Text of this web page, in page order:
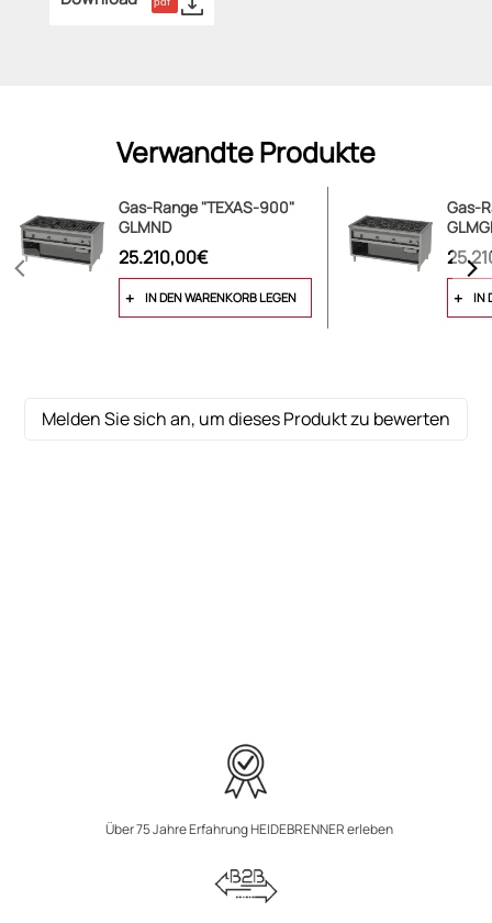
Verwandte Produkte
Gas-Range "TEXAS-900"
GLMND
25.210,00€
IN DEN WARENKORB LEGEN
Gas-
IN
Melden Sie sich an, um dieses Produkt zu bewerten
Über 75 Jahre Erfahrung HEIDEBRENNER erleben